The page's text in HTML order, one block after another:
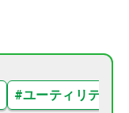
#ユーティリティ